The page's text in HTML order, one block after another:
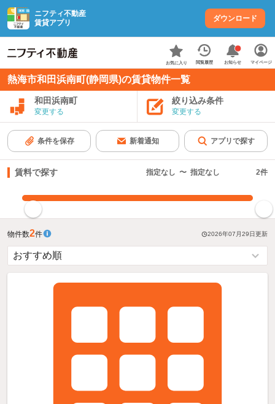
ニフティ不動産
賃貸アプリ
ダウンロード
お気に入り 閲覧履歴 お知らせ マイページ
熱海市和田浜南町(静岡県)の賃貸物件一覧
和田浜南町
変更する
絞り込み条件
変更する
条件を保存 新着通知 アプリで探す
賃料で探す 指定なし 〜 指定なし 2件
物件数2件 2026年07月29日更新